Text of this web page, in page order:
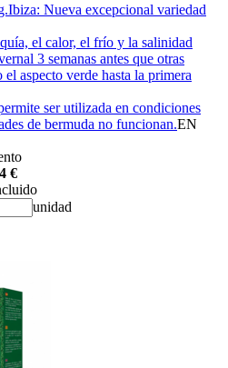
Ibiza: Nueva excepcional variedad
el calor, el frío y la salinidad
3 semanas antes que otras
aspecto verde hasta la primera
ser utilizada en condiciones
de bermuda no funcionan.EN
€
unidad